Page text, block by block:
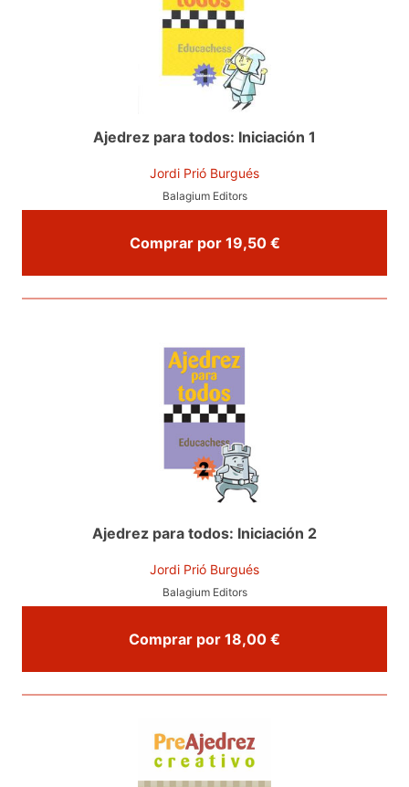
Ajedrez para todos: Iniciación 1
Jordi Prió Burgués
Balagium Editors
Comprar por 19,50 €
Ajedrez para todos: Iniciación 2
Jordi Prió Burgués
Balagium Editors
Comprar por 18,00 €